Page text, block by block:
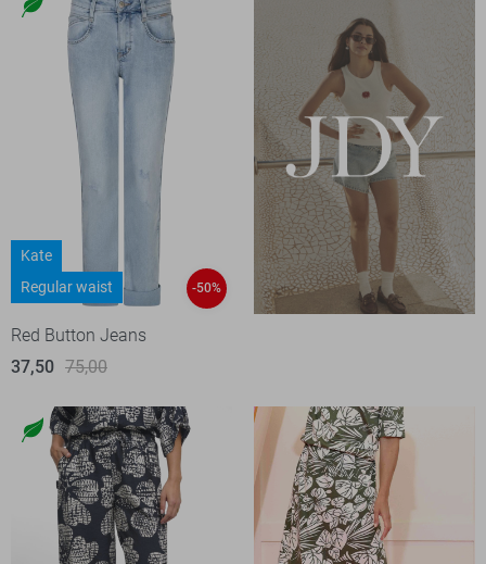
Kate
Regular waist
-50%
Red Button Jeans
37,50 75,00